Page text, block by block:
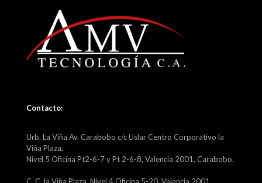
Contacto:
Urb. La Viña Av. Carabobo c/c Uslar Centro Corporativo la
Viña Plaza,
Nivel 5 Oficina Pt2-6-7 y Pt 2-6-8, Valencia 2001, Carabobo.
C. C. la Viña Plaza, Nivel 4 Oficina 5-20, Valencia 2001,